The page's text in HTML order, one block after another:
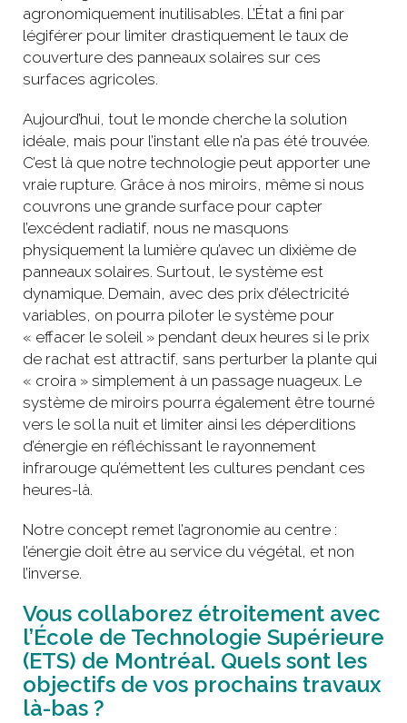
agronomiquement inutilisables. L’État a fini par
légiférer pour limiter drastiquement le taux de
couverture des panneaux solaires sur ces
surfaces agricoles.
Aujourd’hui, tout le monde cherche la solution
idéale, mais pour l’instant elle n’a pas été trouvée.
C’est là que notre technologie peut apporter une
vraie rupture. Grâce à nos miroirs, même si nous
couvrons une grande surface pour capter
l’excédent radiatif, nous ne masquons
physiquement la lumière qu’avec un dixième de
panneaux solaires. Surtout, le système est
dynamique. Demain, avec des prix d’électricité
variables, on pourra piloter le système pour
« effacer le soleil » pendant deux heures si le prix
de rachat est attractif, sans perturber la plante qui
« croira » simplement à un passage nuageux. Le
système de miroirs pourra également être tourné
vers le sol la nuit et limiter ainsi les déperditions
d’énergie en réfléchissant le rayonnement
infrarouge qu’émettent les cultures pendant ces
heures-là.
Notre concept remet l’agronomie au centre :
l’énergie doit être au service du végétal, et non
l’inverse.
Vous collaborez étroitement avec
l’École de Technologie Supérieure
(ETS) de Montréal. Quels sont les
objectifs de vos prochains travaux
là-bas ?